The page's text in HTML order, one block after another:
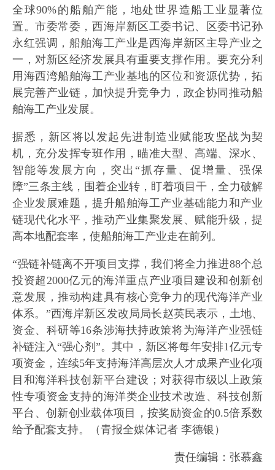
全球90%的船舶产能，地处世界造船工业显著位
置。市委常委，西海岸新区工委书记、区委书记孙
永红强调，船舶海工产业是西海岸新区主导产业之
一，对新区经济发展具有重要支撑作用。要充分利
用海西湾船舶海工产业基地的区位和资源优势，拓
展完善产业链，加快提升竞争力，政企协同推动船
舶海工产业发展。
据悉，新区将以发起先进制造业赋能攻坚战为契
机，充分发挥专班作用，瞄准大型、高端、深水、
智能等发展方向，突出“抓存量、促增量、强保
障”三条主线，围着企业转，盯着项目干，全力破解
企业发展难题，提升船舶海工产业基础能力和产业
链现代化水平，推动产业集聚发展、赋能升级，提
高本地配套率，使船舶海工产业走在前列。
“强链补链离不开项目支撑，我们将全力推进88个总
投资超2000亿元的海洋重点产业项目建设和创新创
意发展，推动构建具有核心竞争力的现代海洋产业
体系。”西海岸新区发改局局长赵英民表示，土地、
资金、科研等16条涉海扶持政策将为海洋产业强链
补链注入“强心剂”。其中，新区将每年安排1亿元专
项资金，连续5年支持海洋高层次人才成果产业化项
目和海洋科技创新平台建设；对获得市级以上政策
性专项资金支持的海洋类企业技术改造、科技创新
平台、创新创业载体项目，按奖励资金的0.5倍系数
给予配套支持。（青报全媒体记者 李德银）
责任编辑：张慕鑫